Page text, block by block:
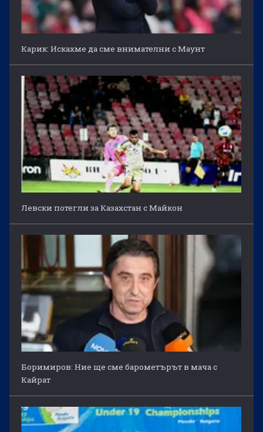
Карик: Искахме да сме внимателни с Маунт
Левски потегли за Казахстан с Майкон
Боримиров: Ние ще сме барометърът в мача с
Кайрат